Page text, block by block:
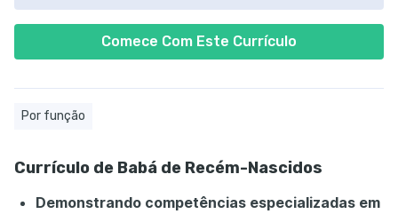
Comece Com Este Currículo
Por função
Currículo de Babá de Recém-Nascidos
Demonstrando competências especializadas em